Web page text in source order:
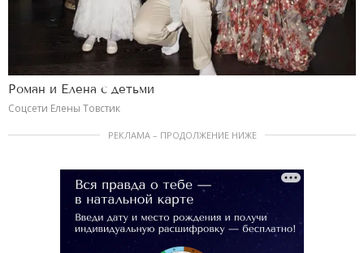
Роман и Елена с детьми
Соцсети Елены Товстик
РЕКЛАМА – ПРОДОЛЖЕНИЕ НИЖЕ